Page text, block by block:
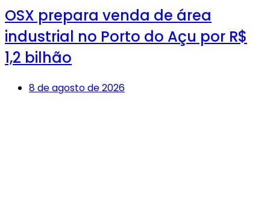
OSX prepara venda de área
industrial no Porto do Açu por R$
1,2 bilhão
8 de agosto de 2026